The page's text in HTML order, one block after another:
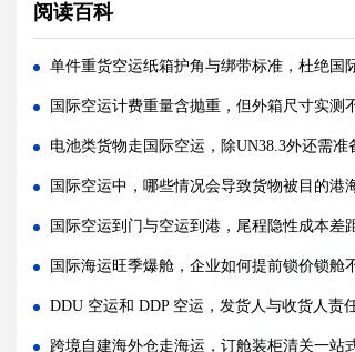
散货拼箱空运和整板空运，哪种性价比更高
空运重货和泡货如何计费，计算公式是什么
旺季空运运价持续上涨，如何提前锁价锁定
FBA 热门仓空运扎堆派送，如何拿到仓库
国际空运三单不一致，海关扣货如何快速申
FBA 热门仓派送预约爆满，快递直送和海外
空运标签受潮模糊，货物落地港口还能远程
FBA 热门仓预约紧张，空运落地后怎样加急
旺季航空甩货高发，包机、固定舱位、散货
阅读百科
单件重货空运纸箱护角与绑带标准，杜绝国
国际空运计费重量含抛重，但外箱尺寸实测
电池类货物走国际空运，除UN38.3外还需
国际空运中，哪些情况会导致货物被目的港
国际空运到门与空运到港，尾程隐性成本差
国际海运旺季爆舱，企业如何提前锁价锁舱
DDU 空运和 DDP 空运，发货人与收货人责
跨境自建海外仓走海运，订舱装柜清关一站